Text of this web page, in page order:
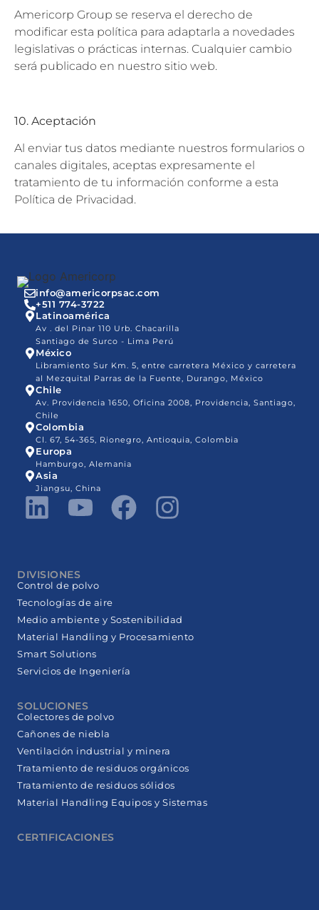
Americorp Group se reserva el derecho de
modificar esta política para adaptarla a novedades
legislativas o prácticas internas. Cualquier cambio
será publicado en nuestro sitio web.
10. Aceptación
Al enviar tus datos mediante nuestros formularios o
canales digitales, aceptas expresamente el
tratamiento de tu información conforme a esta
Política de Privacidad.
info@americorpsac.com
+511 774-3722
Latinoamérica
Av . del Pinar 110 Urb. Chacarilla
Santiago de Surco - Lima Perú
México
Libramiento Sur Km. 5, entre carretera México y carretera
al Mezquital Parras de la Fuente, Durango, México
Chile
Av. Providencia 1650, Oficina 2008, Providencia, Santiago,
Chile
Colombia
Cl. 67, 54-365, Rionegro, Antioquia, Colombia
Europa
Hamburgo, Alemania
Asia
Jiangsu, China
DIVISIONES
Control de polvo
Tecnologías de aire
Medio ambiente y Sostenibilidad
Material Handling y Procesamiento
Smart Solutions
Servicios de Ingeniería
SOLUCIONES
Colectores de polvo
Cañones de niebla
Ventilación industrial y minera
Tratamiento de residuos orgánicos
Tratamiento de residuos sólidos
Material Handling Equipos y Sistemas
CERTIFICACIONES